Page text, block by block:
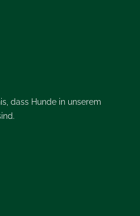
dass Hunde in unserem